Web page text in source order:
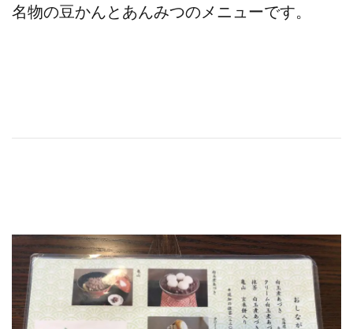
名物の豆かんとあんみつのメニューです。